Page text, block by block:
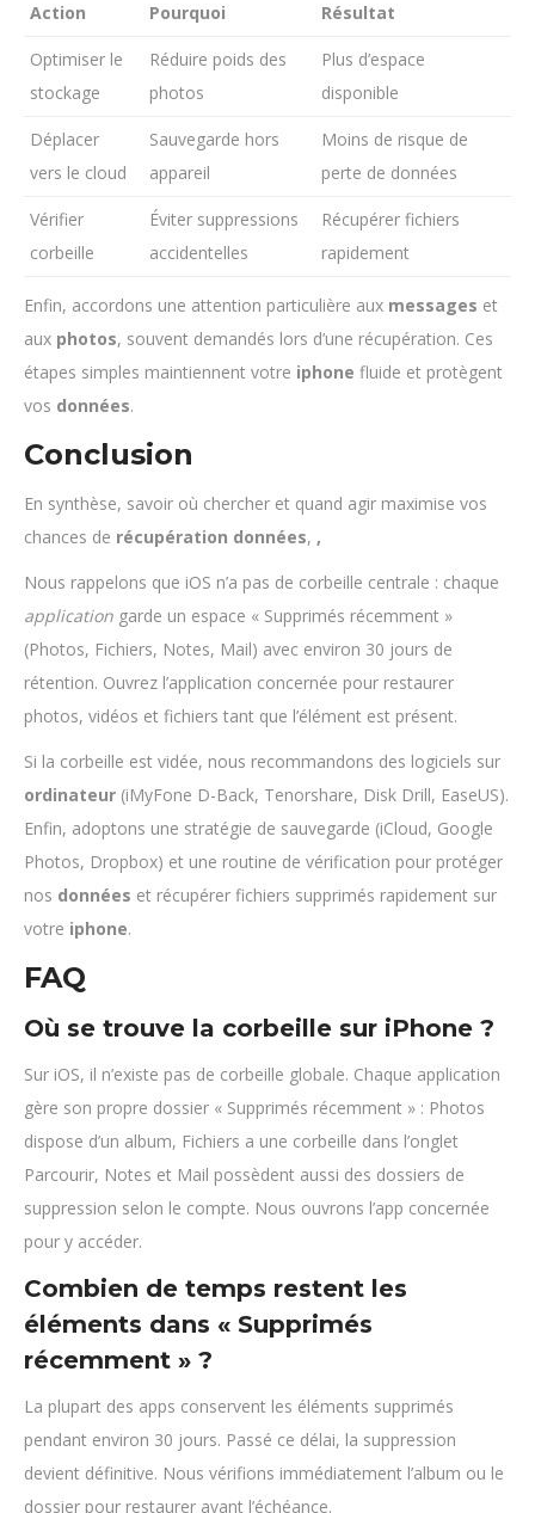
Action Pourquoi Résultat
Optimiser le
stockage
Réduire poids des
photos
Plus d’espace
disponible
Déplacer
vers le cloud
Sauvegarde hors
appareil
Moins de risque de
perte de données
Vérifier
corbeille
Éviter suppressions
accidentelles
Récupérer fichiers
rapidement
Enfin, accordons une attention particulière aux messages et
aux photos, souvent demandés lors d’une récupération. Ces
étapes simples maintiennent votre iphone fluide et protègent
vos données.
Conclusion
En synthèse, savoir où chercher et quand agir maximise vos
chances de récupération données, ,
Nous rappelons que iOS n’a pas de corbeille centrale : chaque
application garde un espace « Supprimés récemment »
(Photos, Fichiers, Notes, Mail) avec environ 30 jours de
rétention. Ouvrez l’application concernée pour restaurer
photos, vidéos et fichiers tant que l’élément est présent.
Si la corbeille est vidée, nous recommandons des logiciels sur
ordinateur (iMyFone D-Back, Tenorshare, Disk Drill, EaseUS).
Enfin, adoptons une stratégie de sauvegarde (iCloud, Google
Photos, Dropbox) et une routine de vérification pour protéger
nos données et récupérer fichiers supprimés rapidement sur
votre iphone.
FAQ
Où se trouve la corbeille sur iPhone ?
Sur iOS, il n’existe pas de corbeille globale. Chaque application
gère son propre dossier « Supprimés récemment » : Photos
dispose d’un album, Fichiers a une corbeille dans l’onglet
Parcourir, Notes et Mail possèdent aussi des dossiers de
suppression selon le compte. Nous ouvrons l’app concernée
pour y accéder.
Combien de temps restent les
éléments dans « Supprimés
récemment » ?
La plupart des apps conservent les éléments supprimés
pendant environ 30 jours. Passé ce délai, la suppression
devient définitive. Nous vérifions immédiatement l’album ou le
dossier pour restaurer avant l’échéance.